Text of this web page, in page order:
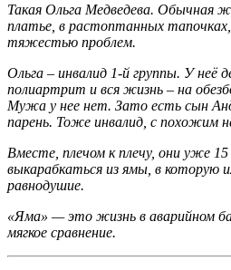
Такая Ольга Медведева. Обычная
платье, в растоптанных тапочках,
тяжестью проблем.
Ольга – инвалид 1-й группы. У неё
полиартрит и вся жизнь – на
Мужа у нее нет. Зато есть сын
парень. Тоже инвалид, с похожим
Вместе, плечом к плечу, они уже
выкарабкаться из ямы, в которую
равнодушие.
«Яма» — это жизнь в аварийном
мягкое сравнение.